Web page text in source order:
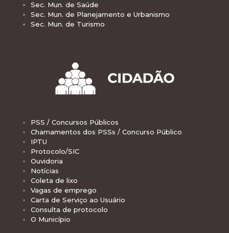
Sec. Mun. de Saúde
Sec. Mun. de Planejamento e Urbanismo
Sec. Mun. de Turismo
PSS / Concursos Públicos
Chamamentos dos PSSs / Concurso Público
IPTU
Protocolo/SIC
Ouvidoria
Notícias
Coleta de lixo
Vagas de emprego
Carta de Serviço ao Usuário
Consulta de protocolo
O Município